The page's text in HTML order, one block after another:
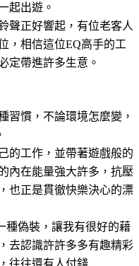
起出遊。
正好響起，有位老客人
，相信這位EQ高手的工
定帶進許多生意。
習慣，不論環境怎麼變，
工作，並帶著遊戲般的
內在能量強大許多，抗壓
也正是貫徹快樂決心的漂
偽裝，讓我有很好的藉
去認識許許多多有趣精彩
往往還有人付錢